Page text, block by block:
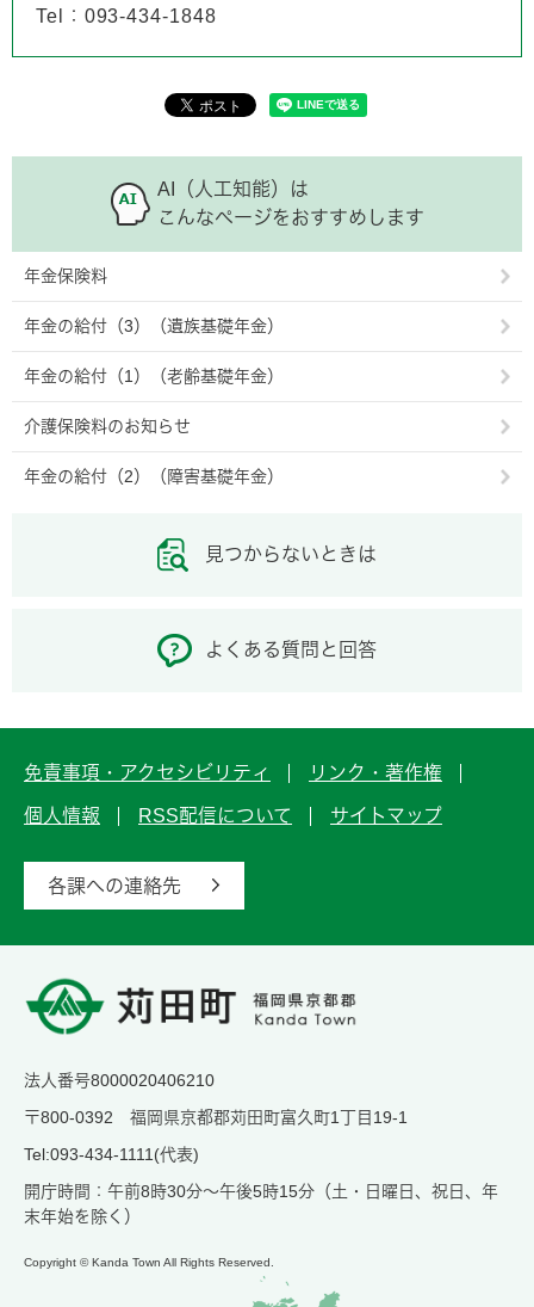
Tel：093-434-1848
AI（人工知能）は
こんなページをおすすめします
年金保険料
年金の給付（3）（遺族基礎年金）
年金の給付（1）（老齢基礎年金）
介護保険料のお知らせ
年金の給付（2）（障害基礎年金）
見つからないときは
よくある質問と回答
免責事項・アクセシビリティ リンク・著作権
個人情報 RSS配信について サイトマップ
各課への連絡先
法人番号8000020406210
〒800-0392 福岡県京都郡苅田町富久町1丁目19-1
Tel:093-434-1111(代表)
開庁時間：午前8時30分～午後5時15分（土・日曜日、祝日、年
末年始を除く）
Copyright © Kanda Town All Rights Reserved.